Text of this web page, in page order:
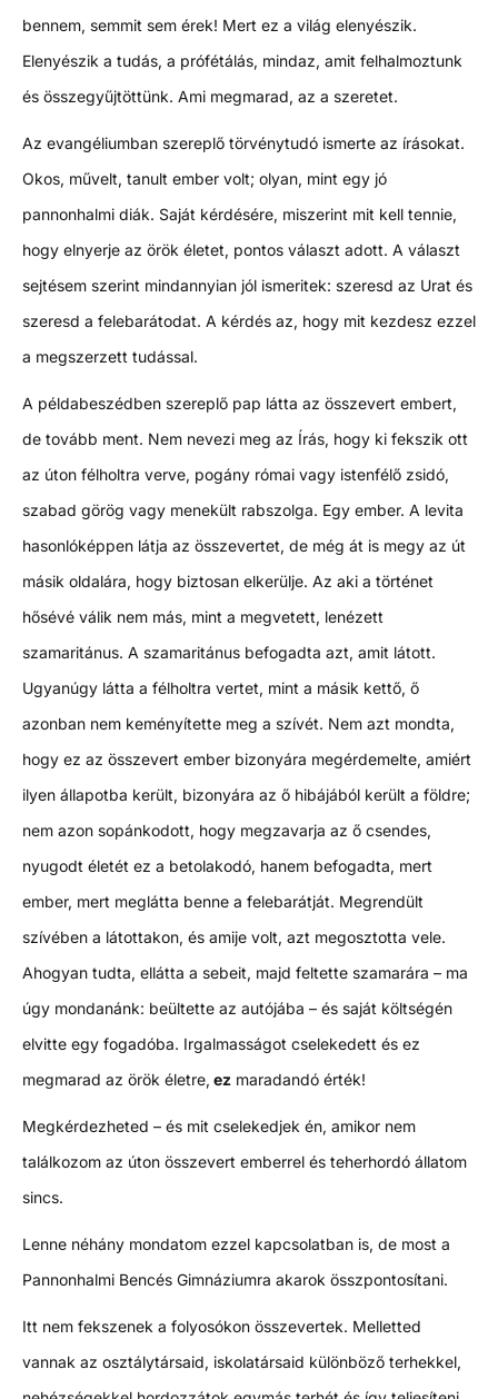
bennem, semmit sem érek! Mert ez a világ elenyészik.
Elenyészik a tudás, a prófétálás, mindaz, amit felhalmoztunk
és összegyűjtöttünk. Ami megmarad, az a szeretet.
Az evangéliumban szereplő törvénytudó ismerte az írásokat.
Okos, művelt, tanult ember volt; olyan, mint egy jó
pannonhalmi diák. Saját kérdésére, miszerint mit kell tennie,
hogy elnyerje az örök életet, pontos választ adott. A választ
sejtésem szerint mindannyian jól ismeritek: szeresd az Urat és
szeresd a felebarátodat. A kérdés az, hogy mit kezdesz ezzel
a megszerzett tudással.
A példabeszédben szereplő pap látta az összevert embert,
de tovább ment. Nem nevezi meg az Írás, hogy ki fekszik ott
az úton félholtra verve, pogány római vagy istenfélő zsidó,
szabad görög vagy menekült rabszolga. Egy ember. A levita
hasonlóképpen látja az összevertet, de még át is megy az út
másik oldalára, hogy biztosan elkerülje. Az aki a történet
hősévé válik nem más, mint a megvetett, lenézett
szamaritánus. A szamaritánus befogadta azt, amit látott.
Ugyanúgy látta a félholtra vertet, mint a másik kettő, ő
azonban nem keményítette meg a szívét. Nem azt mondta,
hogy ez az összevert ember bizonyára megérdemelte, amiért
ilyen állapotba került, bizonyára az ő hibájából került a földre;
nem azon sopánkodott, hogy megzavarja az ő csendes,
nyugodt életét ez a betolakodó, hanem befogadta, mert
ember, mert meglátta benne a felebarátját. Megrendült
szívében a látottakon, és amije volt, azt megosztotta vele.
Ahogyan tudta, ellátta a sebeit, majd feltette szamarára – ma
úgy mondanánk: beültette az autójába – és saját költségén
elvitte egy fogadóba. Irgalmasságot cselekedett és ez
megmarad az örök életre, ez maradandó érték!
Megkérdezheted – és mit cselekedjek én, amikor nem
találkozom az úton összevert emberrel és teherhordó állatom
sincs.
Lenne néhány mondatom ezzel kapcsolatban is, de most a
Pannonhalmi Bencés Gimnáziumra akarok összpontosítani.
Itt nem fekszenek a folyosókon összevertek. Melletted
vannak az osztálytársaid, iskolatársaid különböző terhekkel,